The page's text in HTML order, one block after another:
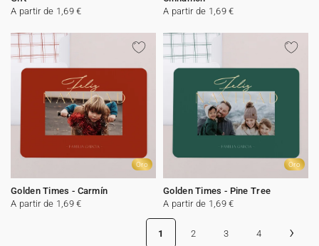
A partir de 1,69 €
A partir de 1,69 €
Oro
Golden Times - Carmín
A partir de 1,69 €
Oro
Golden Times - Pine Tree
A partir de 1,69 €
1 2 3 4 ›